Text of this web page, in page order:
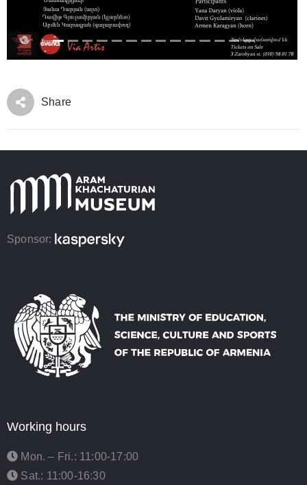
Share
Sponsor:
Working hours
Mon. – Fri.: 11:00-17:00
Sat.: 11:00-16:30